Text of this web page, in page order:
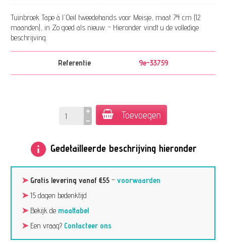
Tuinbroek Tape à l'Oeil tweedehands voor Meisje, maat 74 cm (12
maanden), in Zo goed als nieuw. - Hieronder vindt u de volledige
beschrijving.
Referentie 9e-33759
Toevoegen
info Gedetailleerde beschrijving hieronder
➤ Gratis levering vanaf €55 –voorwaarden
➤15 dagen bedenktijd
➤Bekijk de maattabel
➤Een vraag? Contacteer ons